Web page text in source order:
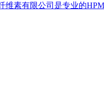
维素有限公司是专业的